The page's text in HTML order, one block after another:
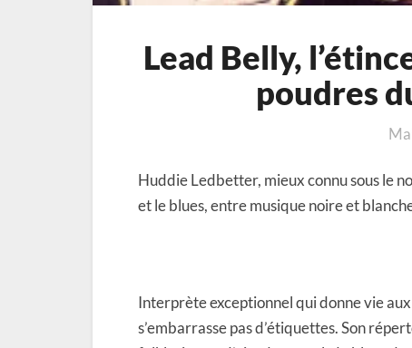
Lead Belly,
poudres
Huddie Ledbetter, mieux connu sous le
et le blues, entre musique noire et
Interprète exceptionnel qui donne vie
s’embarrasse pas d’étiquettes. Son